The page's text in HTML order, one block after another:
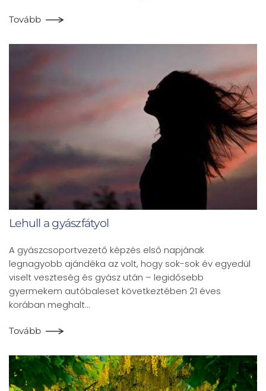
Tovább
Lehull a gyászfátyol
A gyászcsoportvezető képzés első napjának
legnagyobb ajándéka az volt, hogy sok-sok év egyedül
viselt veszteség és gyász után – legidősebb
gyermekem autóbaleset következtében 21 éves
korában meghalt…
Tovább